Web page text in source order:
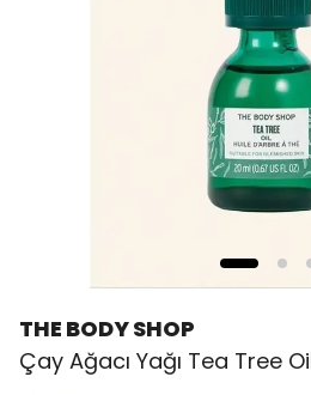
THE BODY SHOP
Çay Ağacı Yağı Tea Tree